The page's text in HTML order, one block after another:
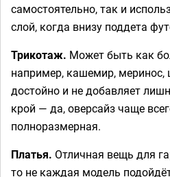
самостоятельно, так и
слой, когда внизу поддета
Трикотаж. Может быть как
например, кашемир, меринос,
достойно и не добавляет
крой — да, оверсайз чаще
полноразмерная.
Платья. Отличная вещь для
то не каждая модель